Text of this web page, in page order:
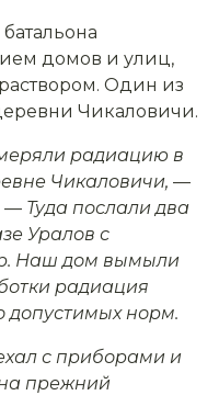
домов и улиц,
Один из
Чикаловичи.
радиацию в
Чикаловичи, —
— Туда послали два
Уралов с
Наш дом вымыли
радиация
допустимых норм.
с приборами и
на прежний